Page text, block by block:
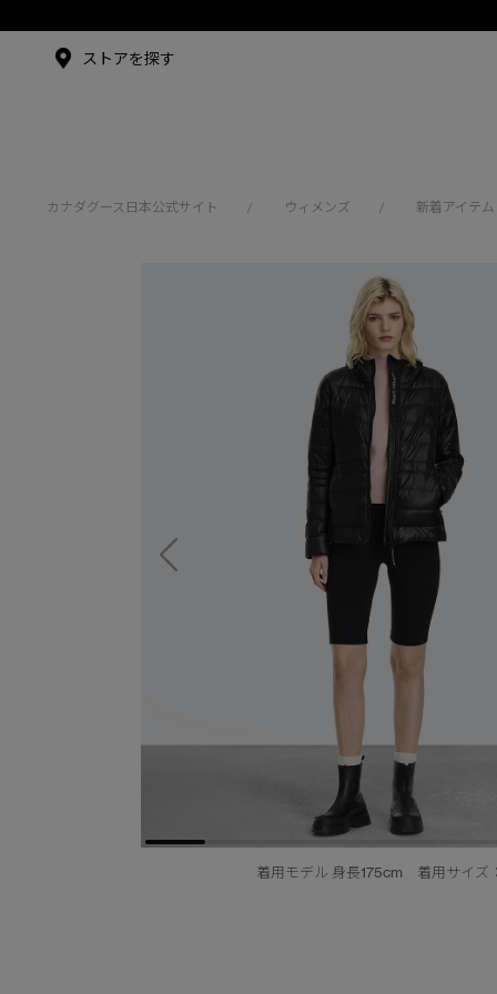
アンバサダー
ストアを探す
カナダグース日本公式サイト / ウィメンズ / 新着アイテム
着用モデル 身長175cm 着用サイズ